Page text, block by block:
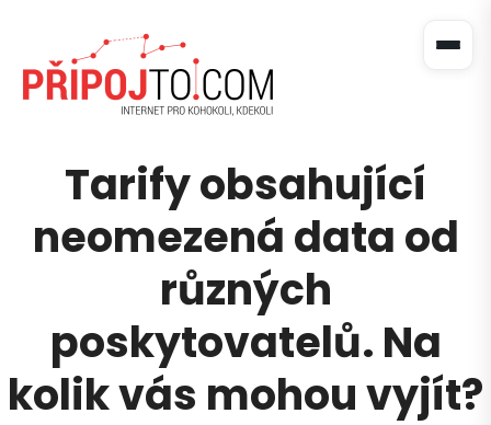
Tarify obsahující
neomezená data od
různých
poskytovatelů. Na
kolik vás mohou vyjít?